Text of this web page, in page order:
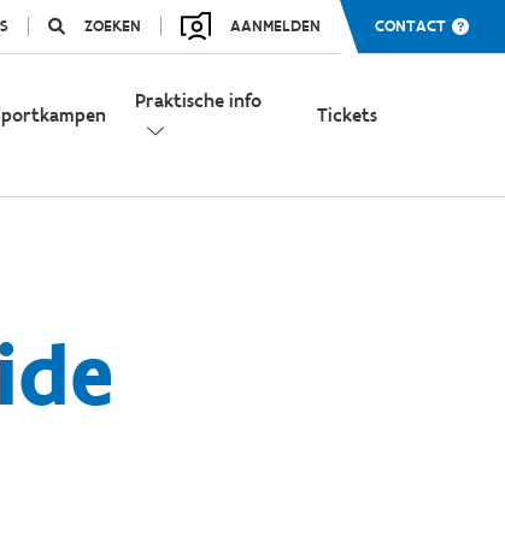
ZOEKEN AANMELDEN CONTACT
Praktische info
Tickets